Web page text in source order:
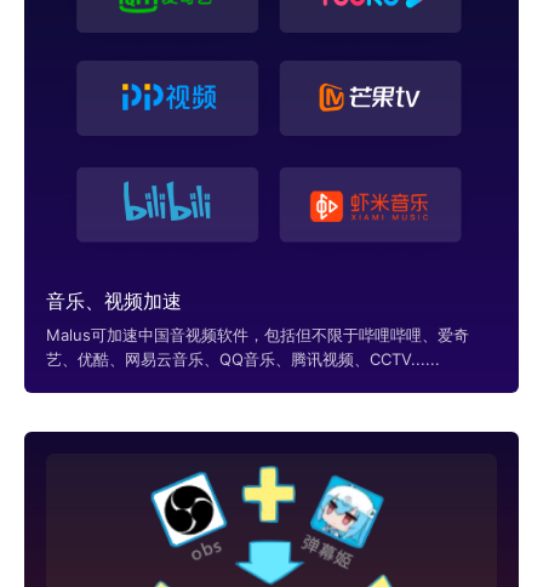
音乐、视频加速
Malus可加速中国音视频软件，包括但不限于哔哩哔哩、爱奇
艺、优酷、网易云音乐、QQ音乐、腾讯视频、CCTV......